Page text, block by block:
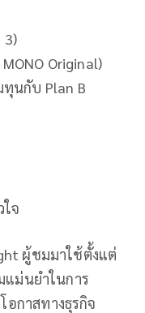
3)
Original)
ทุนกับ Plan B
จ
ผู้ชมมาใช้ตั้งแต่
ม่นยำในการ
อกาสทางธุรกิจ